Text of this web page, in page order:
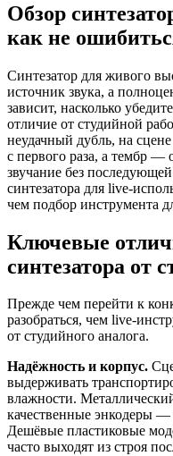
Обзор
как не
Синтезатор для живого
источник звука, а
зависит, насколько
отличие от студийной
неудачный дубль, на
с первого раза, а тембр —
звучание без
синтезатора для live-
чем подбор инструмента
Ключевые
синтезатора от
Прежде чем перейти к
разобраться, чем live-
от студийного аналога.
Надёжность и корпус.
выдерживать
влажности.
качественные энкодеры —
Дешёвые пластиковые
часто выходят из строя